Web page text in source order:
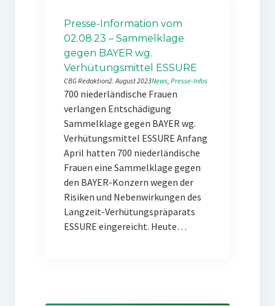
Presse-Information vom
02.08.23 – Sammelklage
gegen BAYER wg.
Verhütungsmittel ESSURE
CBG Redaktion2. August 2023News, Presse-Infos
700 niederländische Frauen
verlangen Entschädigung
Sammelklage gegen BAYER wg.
Verhütungsmittel ESSURE Anfang
April hatten 700 niederländische
Frauen eine Sammelklage gegen
den BAYER-Konzern wegen der
Risiken und Nebenwirkungen des
Langzeit-Verhütungspräparats
ESSURE eingereicht. Heute…